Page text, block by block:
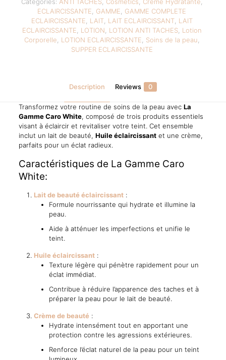
ECLAIRCISSANTE
GAMME
GAMME COMPLETE
ECLAIRCISSANTE
LAIT, LAIT ECLAIRCISSANT, LAIT
ECLAIRCISSANTE
LOTION LOTION ANTI TACHES, Lotion
Corporelle
LOTION ECLAIRCISSANTE Soins de la peau
SUPPER ECLAIRCISSANTE
Description Reviews 0
Transformez votre routine de soins de la peau avec La
Gamme Caro White, composé de trois produits essentiels
visant à éclaircir et revitaliser votre teint. Cet ensemble
inclut un lait de beauté, Huile éclaircissantet une crème,
parfaits pour un éclat radieux.
Caractéristiques de La Gamme Caro
White:
Lait de beauté éclaircissant:
Formule nourrissante qui hydrate et illumine la
peau.
Aide à atténuer les imperfections et unifie le
teint.
Huile éclaircissant:
Texture légère qui pénètre rapidement pour un
éclat immédiat.
Contribue à réduire l’apparence des taches et à
préparer la peau pour le lait de beauté.
Crème de beauté:
Hydrate intensément tout en apportant une
protection contre les agressions extérieures.
Renforce l’éclat naturel de la peau pour un teint